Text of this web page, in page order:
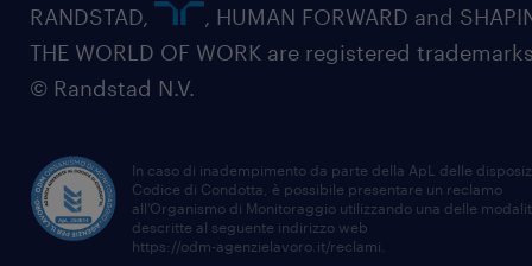
RANDSTAD,
, HUMAN FORWARD and
THE WORLD OF WORK are registered
© Randstad N.V.
In caso di inadempimento da parte della ApL delle
Codice di Condotta, è possibile presentare un reclamo
all’Organismo di Monitoraggio utilizzando una delle
descritte al seguente indirizzo web
https://odm-agenzielavoro.it/reclami